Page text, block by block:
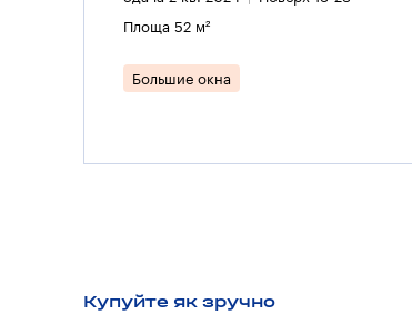
Площа 52 м²
Большие окна
Купуйте як зручно